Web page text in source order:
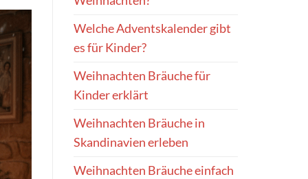
Welche Adventskalender gibt
es für Kinder?
Weihnachten Bräuche für
Kinder erklärt
Weihnachten Bräuche in
Skandinavien erleben
Weihnachten Bräuche einfach